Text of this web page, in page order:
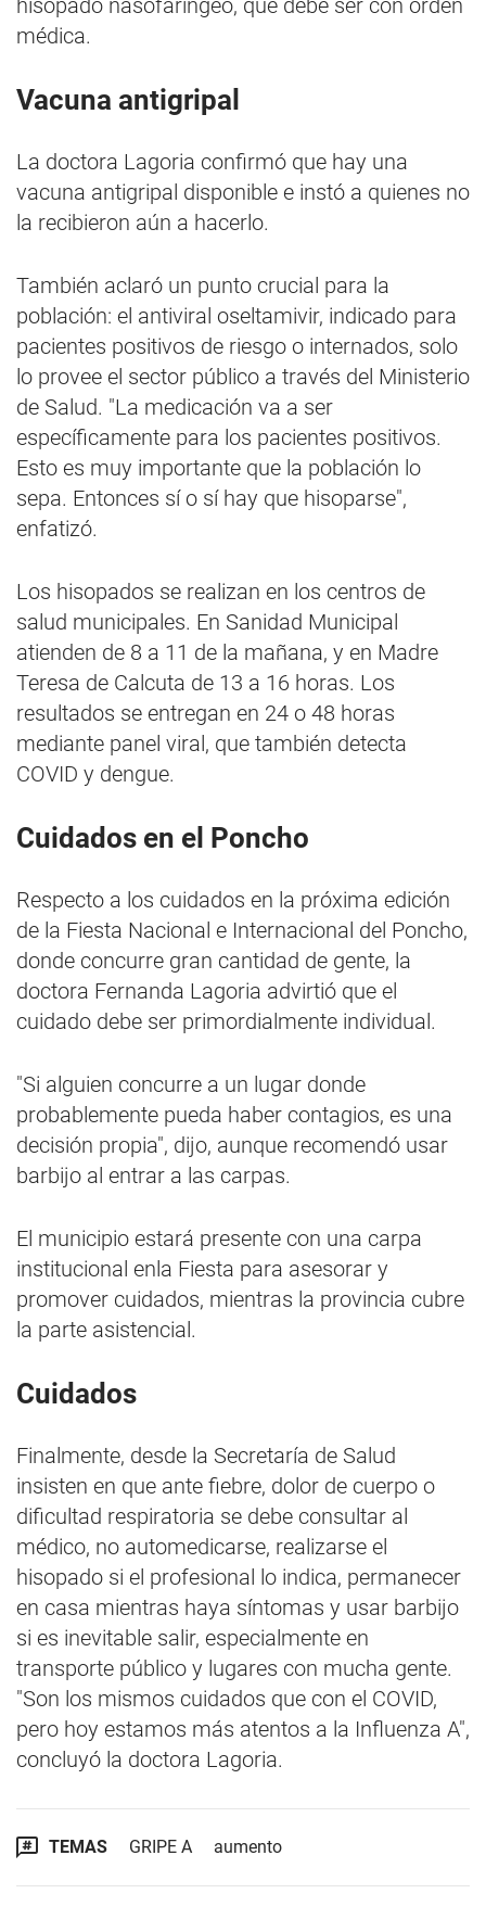
hisopado nasofaríngeo, que debe ser con orden
médica.
Vacuna antigripal
La doctora Lagoria confirmó que hay una
vacuna antigripal disponible e instó a quienes no
la recibieron aún a hacerlo.
También aclaró un punto crucial para la
población: el antiviral oseltamivir, indicado para
pacientes positivos de riesgo o internados, solo
lo provee el sector público a través del Ministerio
de Salud. "La medicación va a ser
específicamente para los pacientes positivos.
Esto es muy importante que la población lo
sepa. Entonces sí o sí hay que hisoparse",
enfatizó.
Los hisopados se realizan en los centros de
salud municipales. En Sanidad Municipal
atienden de 8 a 11 de la mañana, y en Madre
Teresa de Calcuta de 13 a 16 horas. Los
resultados se entregan en 24 o 48 horas
mediante panel viral, que también detecta
COVID y dengue.
Cuidados en el Poncho
Respecto a los cuidados en la próxima edición
de la Fiesta Nacional e Internacional del Poncho,
donde concurre gran cantidad de gente, la
doctora Fernanda Lagoria advirtió que el
cuidado debe ser primordialmente individual.
"Si alguien concurre a un lugar donde
probablemente pueda haber contagios, es una
decisión propia", dijo, aunque recomendó usar
barbijo al entrar a las carpas.
El municipio estará presente con una carpa
institucional enla Fiesta para asesorar y
promover cuidados, mientras la provincia cubre
la parte asistencial.
Cuidados
Finalmente, desde la Secretaría de Salud
insisten en que ante fiebre, dolor de cuerpo o
dificultad respiratoria se debe consultar al
médico, no automedicarse, realizarse el
hisopado si el profesional lo indica, permanecer
en casa mientras haya síntomas y usar barbijo
si es inevitable salir, especialmente en
transporte público y lugares con mucha gente.
"Son los mismos cuidados que con el COVID,
pero hoy estamos más atentos a la Influenza A",
concluyó la doctora Lagoria.
TEMAS GRIPE A aumento